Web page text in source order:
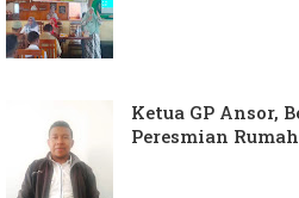
Ketua GP Ansor,
Peresmian